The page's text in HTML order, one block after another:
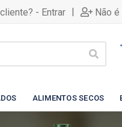
- Entrar | Não
ALIMENTOS SECOS